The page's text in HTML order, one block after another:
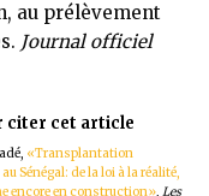
au prélèvement
Journal officiel
«Transplantation
Sénégal: de la loi à la réalité,
encore en construction», Les